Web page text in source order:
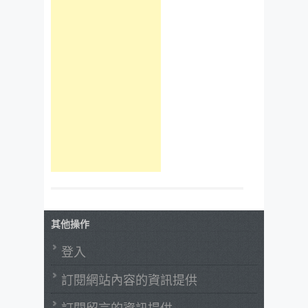
其他操作
登入
訂閱網站內容的資訊提供